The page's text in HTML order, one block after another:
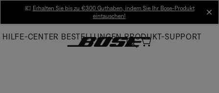
Main
💶 Erhalten Sie bis zu €300 Guthaben, indem Sie Ihr Bose-Produkt
eintauschen!
HILFE-CENTER BESTELLUNGEN PRODUKT-SUPPORT